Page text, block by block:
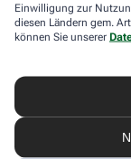
Einwilligung zur
diesen Ländern gem.
können Sie unserer